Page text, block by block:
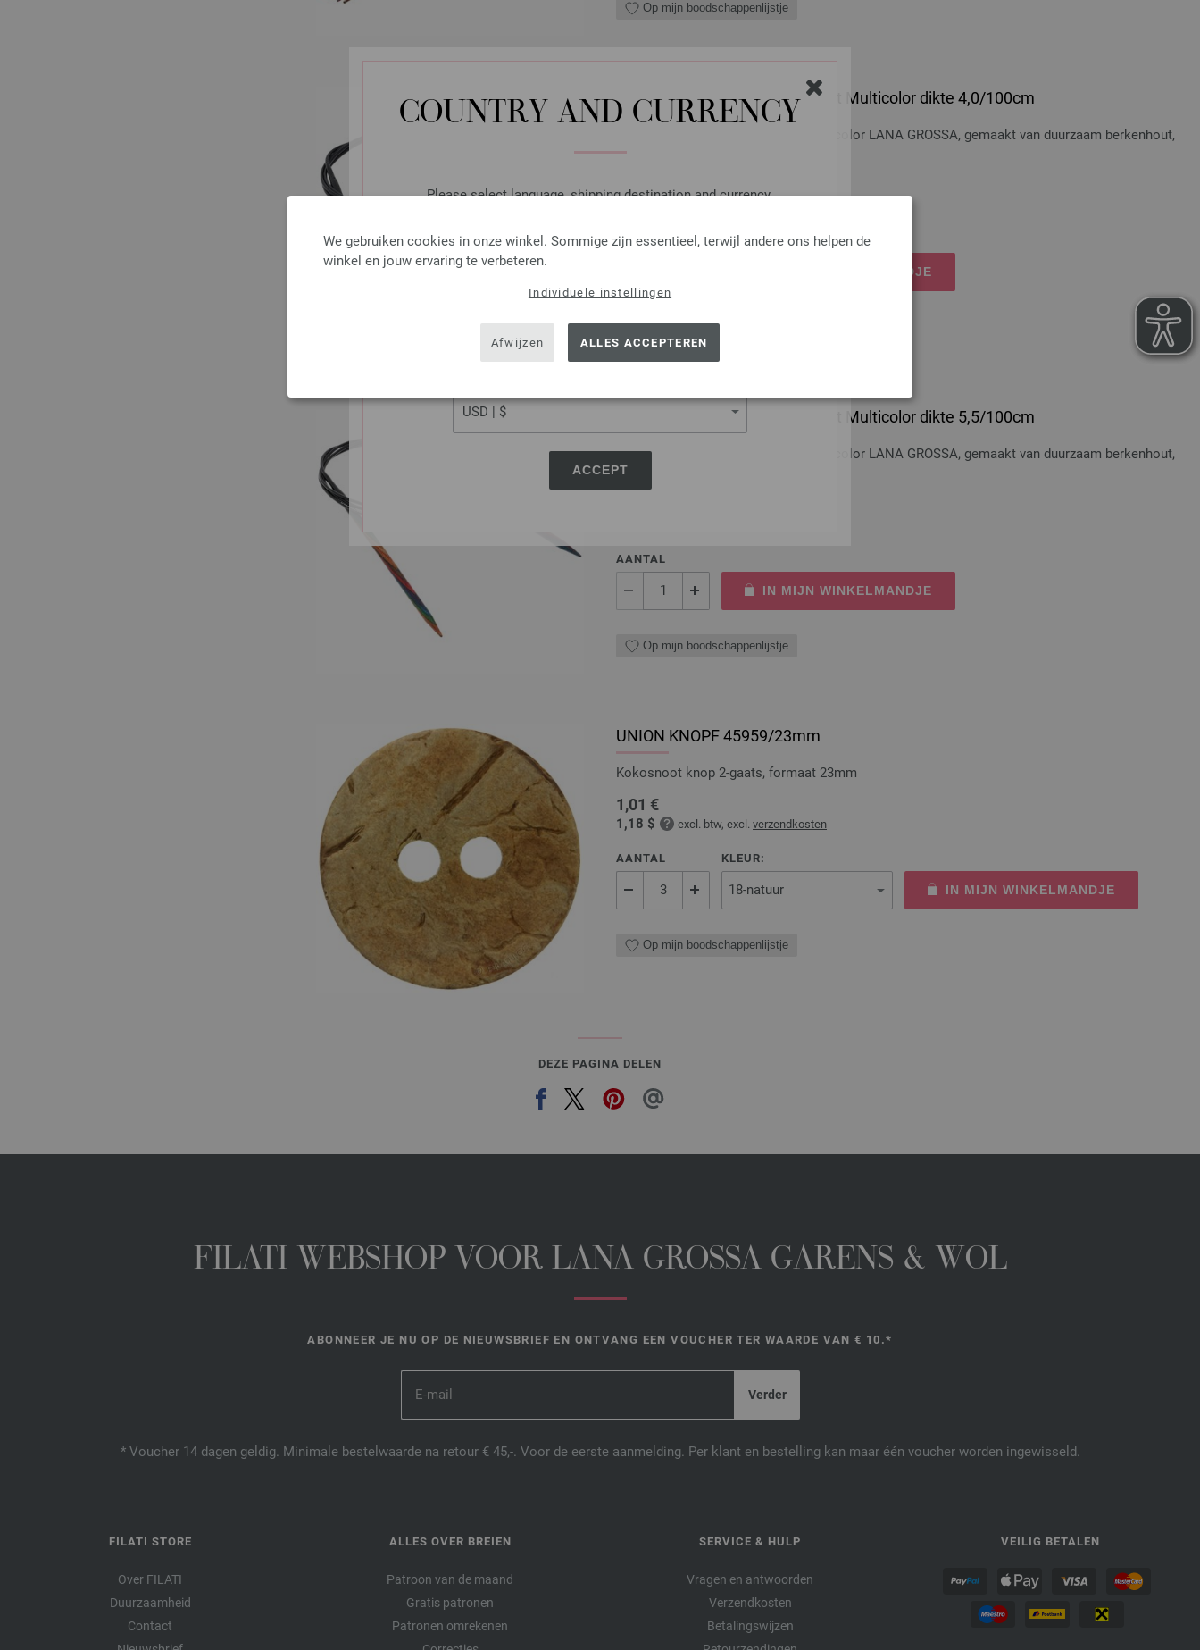
COUNTRY AND CURRENCY
Please select language, shipping destination and currency.
SHIPPING TO
USA - The United States of America
ACCEPT
We gebruiken cookies in onze winkel. Sommige zijn essentieel, terwijl andere ons helpen de
winkel en jouw ervaring te verbeteren.
Individuele instellingen
Afwijzen ALLES ACCEPTEREN
Op mijn boodschappenlijstje
Rondbreinaalden Designer Hout Multicolor dikte 4,0/100cm
Rondbreinaalden designer hout Multicolor LANA GROSSA, gemaakt van duurzaam berkenhout,
pendikte 4,0 lengte 100cm
7,14 €
AANTAL
IN MIJN WINKELMANDJE
Op mijn boodschappenlijstje
Rondbreinaalden Designer Hout Multicolor dikte 5,5/100cm
Rondbreinaalden designer hout Multicolor LANA GROSSA, gemaakt van duurzaam berkenhout,
pendikte 5,5 lengte100cm
AANTAL
IN MIJN WINKELMANDJE
Op mijn boodschappenlijstje
UNION KNOPF 45959/23mm
Kokosnoot knop 2-gaats, formaat 23mm
1,01 €
1,18 $ excl. btw, excl. verzendkosten
AANTAL KLEUR:
IN MIJN WINKELMANDJE
Op mijn boodschappenlijstje
DEZE PAGINA DELEN
FILATI WEBSHOP VOOR LANA GROSSA GARENS & WOL
ABONNEER JE NU OP DE NIEUWSBRIEF EN ONTVANG EEN VOUCHER TER WAARDE VAN € 10.*
* Voucher 14 dagen geldig. Minimale bestelwaarde na retour € 45,-. Voor de eerste aanmelding. Per klant en bestelling kan maar één voucher worden ingewisseld.
FILATI STORE
Over FILATI
Duurzaamheid
Contact
ALLES OVER BREIEN
Patroon van de maand
Gratis patronen
Patronen omrekenen
SERVICE & HULP
Vragen en antwoorden
Verzendkosten
Betalingswijzen
VEILIG BETALEN